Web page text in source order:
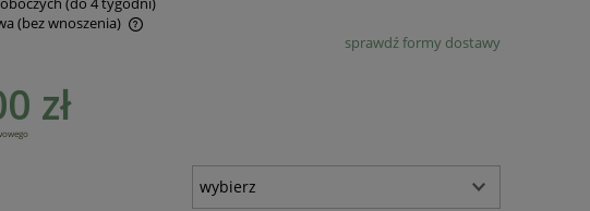
(bez wnoszenia)
sprawdź formy dostawy
zł